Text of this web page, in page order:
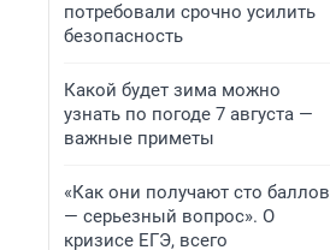
потребовали срочно усилить
безопасность
Какой будет зима можно
узнать по погоде 7 августа —
важные приметы
«Как они получают сто баллов
— серьезный вопрос». О
кризисе ЕГЭ, всего